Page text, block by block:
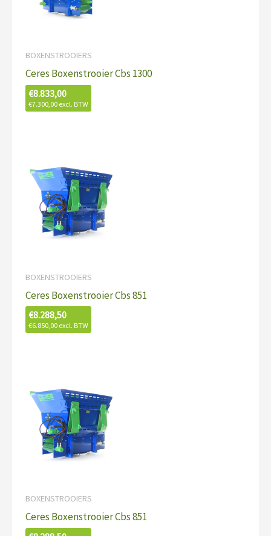
BOXENSTROOIERS
Ceres Boxenstrooier Cbs 1300
€8.833,00
€7.300,00 excl. BTW
BOXENSTROOIERS
Ceres Boxenstrooier Cbs 851
€8.288,50
€6.850,00 excl. BTW
BOXENSTROOIERS
Ceres Boxenstrooier Cbs 851